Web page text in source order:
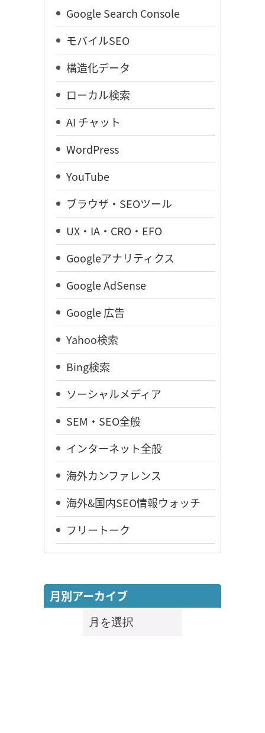
Google Search Console
モバイルSEO
構造化データ
ローカル検索
AI チャット
WordPress
YouTube
ブラウザ・SEOツール
UX・IA・CRO・EFO
Googleアナリティクス
Google AdSense
Google 広告
Yahoo検索
Bing検索
ソーシャルメディア
SEM・SEO全般
インターネット全般
海外カンファレンス
海外&国内SEO情報ウォッチ
フリートーク
月別アーカイブ
月
別